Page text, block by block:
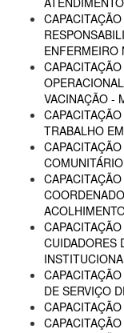
ENFERMEIRO
VACINAÇÃO -
TRABALHO
CUIDADORES
DE SERVIÇO